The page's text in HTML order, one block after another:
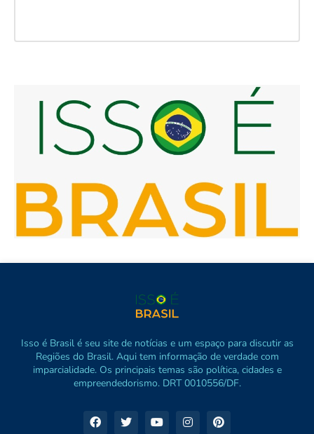
Isso é Brasil é seu site de notícias e um espaço para discutir as
Regiões do Brasil. Aqui tem informação de verdade com
imparcialidade. Os principais temas são política, cidades e
empreendedorismo. DRT 0010556/DF.